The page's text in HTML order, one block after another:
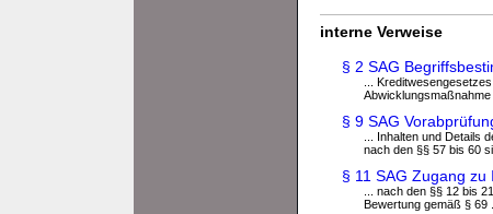
interne Verweise
§ 2 SAG
...
Abwicklungsmaßnahme
§ 9 SAG
... Inhalten und Details
nach den §§ 57 bis 60
§ 11 SAG Zugang zu
... nach den §§ 12 bis
Bewertung gemäß § 69 ...